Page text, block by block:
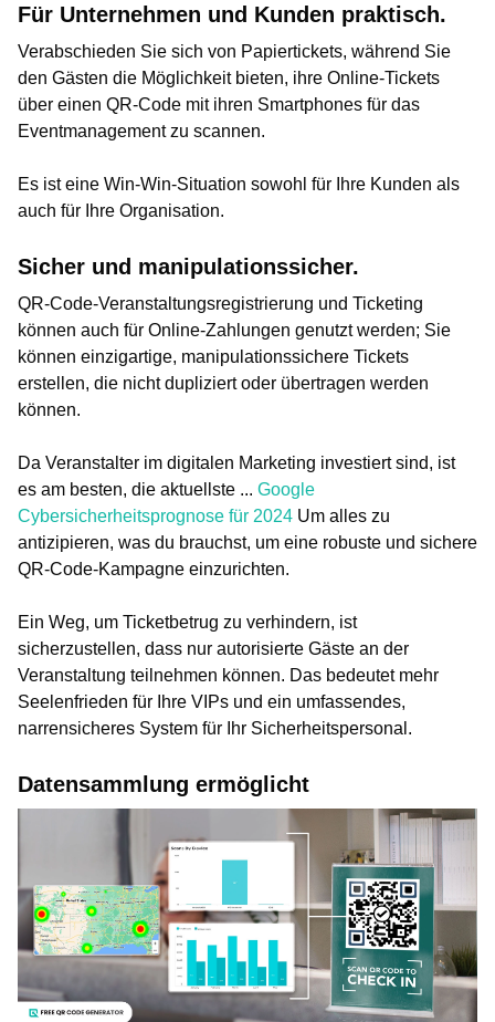
Für Unternehmen und Kunden praktisch.
Verabschieden Sie sich von Papiertickets, während Sie
den Gästen die Möglichkeit bieten, ihre Online-Tickets
über einen QR-Code mit ihren Smartphones für das
Eventmanagement zu scannen.
Es ist eine Win-Win-Situation sowohl für Ihre Kunden als
auch für Ihre Organisation.
Sicher und manipulationssicher.
QR-Code-Veranstaltungsregistrierung und Ticketing
können auch für Online-Zahlungen genutzt werden; Sie
können einzigartige, manipulationssichere Tickets
erstellen, die nicht dupliziert oder übertragen werden
können.
Da Veranstalter im digitalen Marketing investiert sind, ist
es am besten, die aktuellste ... Google
Cybersicherheitsprognose für 2024 Um alles zu
antizipieren, was du brauchst, um eine robuste und sichere
QR-Code-Kampagne einzurichten.
Ein Weg, um Ticketbetrug zu verhindern, ist
sicherzustellen, dass nur autorisierte Gäste an der
Veranstaltung teilnehmen können. Das bedeutet mehr
Seelenfrieden für Ihre VIPs und ein umfassendes,
narrensicheres System für Ihr Sicherheitspersonal.
Datensammlung ermöglicht